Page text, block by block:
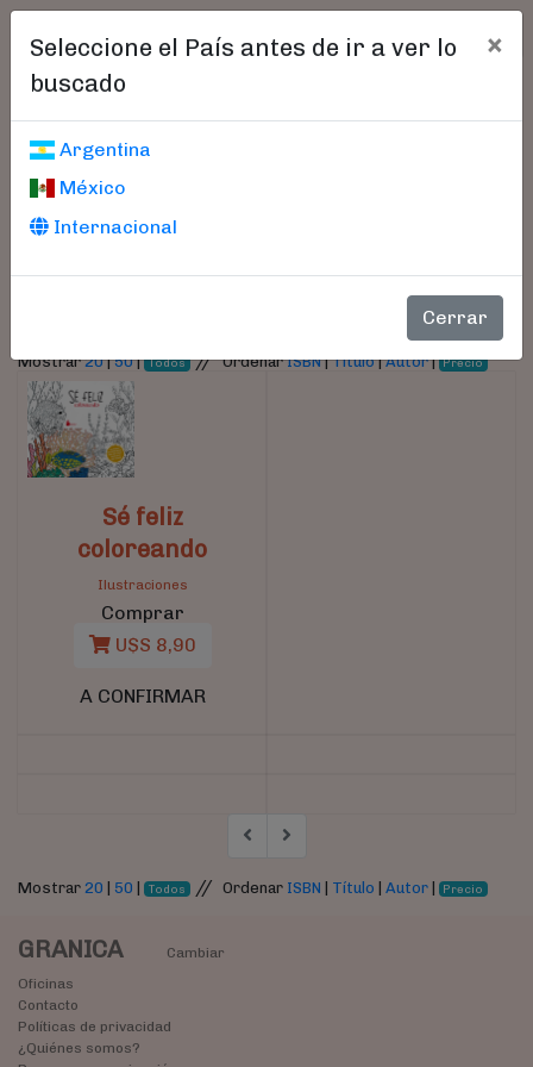
Seleccione el País antes de ir a ver lo
buscado
×
Argentina
México
Internacional
Cerrar
Libros encontrados
Parámetros
Mostrar20|50| Todos //OrdenarISBN|Título|Autor| Precio
Sé feliz
coloreando
Ilustraciones
Comprar
U$S 8,90
A CONFIRMAR
Mostrar 20 50 Todos // Ordenar ISBN Título Autor| Precio
GRANICA
Cambiar
Oficinas
Contacto
Políticas de privacidad
¿Quiénes somos?